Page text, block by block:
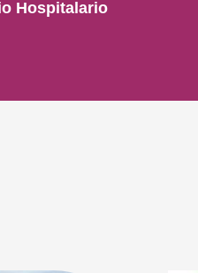
Hospitalario